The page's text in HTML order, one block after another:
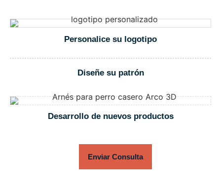
Personalice su logotipo
Diseñe su patrón
Desarrollo de nuevos productos
Enviar Consulta